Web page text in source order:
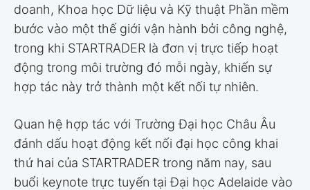
doanh, Khoa học Dữ liệu và Kỹ thuật Phần mềm
bước vào một thế giới vận hành bởi công nghệ,
trong khi STARTRADER là đơn vị trực tiếp hoạt
động trong môi trường đó mỗi ngày, khiến sự
hợp tác này trở thành một kết nối tự nhiên.
Quan hệ hợp tác với Trường Đại học Châu Âu
đánh dấu hoạt động kết nối đại học công khai
thứ hai của STARTRADER trong năm nay, sau
buổi keynote trực tuyến tại Đại học Adelaide vào